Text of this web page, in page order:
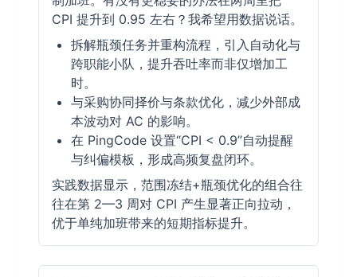
CPI 提升到 0.95 左右？我希望用数据说话。
拆解瓶颈任务并重构流程，引入自动化与
跨职能小队，提升吞吐率而非仅增加工
时。
与采购协同择价与条款优化，减少外部成
本波动对 AC 的影响。
在 PingCode 设置“CPI < 0.9”自动提醒
与纠偏模板，形成高频复盘闭环。
实践数据显示，范围冻结+瓶颈优化的组合往
往在第 2—3 周对 CPI 产生显著正向拉动，
优于单纯加班带来的短期指标提升。